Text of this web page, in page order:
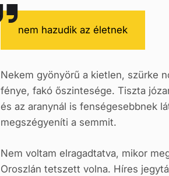
nem hazudik az életnek
Nekem gyönyörű a kietlen, szürke
fénye, fakó őszintesége. Tiszta
és az aranynál is fenségesebbnek
megszégyeníti a semmit.
Nem voltam elragadtatva, mikor
Oroszlán tetszett volna. Híres